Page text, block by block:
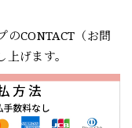
のCONTACT（お問
げます。